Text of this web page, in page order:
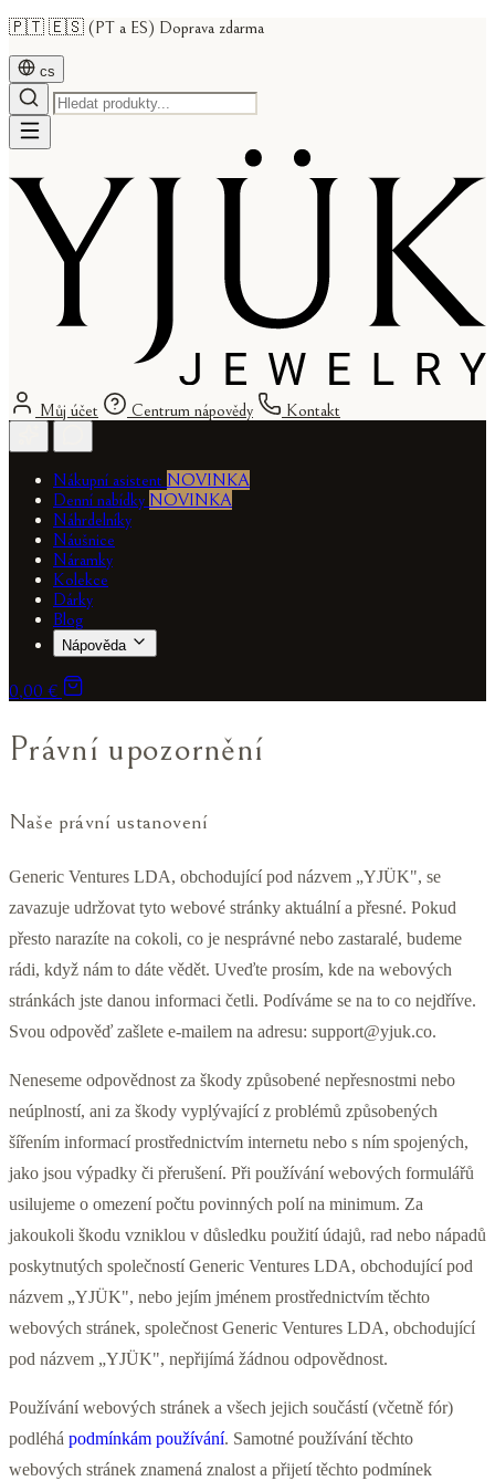
🇵🇹 🇪🇸 (PT a ES) Doprava zdarma
cs
Můj účet Centrum nápovědy Kontakt
Nákupní asistent NOVINKA
Denní nabídky NOVINKA
Náhrdelníky
Náušnice
Náramky
Kolekce
Dárky
Blog
Nápověda
0,00 €
Právní upozornění
Naše právní ustanovení
Generic Ventures LDA, obchodující pod názvem „YJÜK", se
zavazuje udržovat tyto webové stránky aktuální a přesné. Pokud
přesto narazíte na cokoli, co je nesprávné nebo zastaralé, budeme
rádi, když nám to dáte vědět. Uveďte prosím, kde na webových
stránkách jste danou informaci četli. Podíváme se na to co nejdříve.
Svou odpověď zašlete e-mailem na adresu: support@yjuk.co.
Neneseme odpovědnost za škody způsobené nepřesnostmi nebo
neúplností, ani za škody vyplývající z problémů způsobených
šířením informací prostřednictvím internetu nebo s ním spojených,
jako jsou výpadky či přerušení. Při používání webových formulářů
usilujeme o omezení počtu povinných polí na minimum. Za
jakoukoli škodu vzniklou v důsledku použití údajů, rad nebo nápadů
poskytnutých společností Generic Ventures LDA, obchodující pod
názvem „YJÜK", nebo jejím jménem prostřednictvím těchto
webových stránek, společnost Generic Ventures LDA, obchodující
pod názvem „YJÜK", nepřijímá žádnou odpovědnost.
Používání webových stránek a všech jejich součástí (včetně fór)
podléhá podmínkám používání. Samotné používání těchto
webových stránek znamená znalost a přijetí těchto podmínek